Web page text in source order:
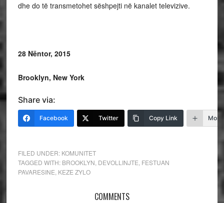
dhe do të transmetohet sëshpejti në kanalet televizive.
28 Nëntor, 2015
Brooklyn, New York
Share via:
Facebook Twitter Copy Link More
FILED UNDER: KOMUNITET
TAGGED WITH: BROOKLYN DEVOLLINJTE FESTUAN
PAVARESINE KEZE ZYLO
COMMENTS